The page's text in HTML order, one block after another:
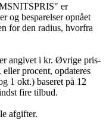
er
og besparelser opnået
for den radius, hvorfra
angivet i kr. Øvrige pris-
eller procent, opdateres
1 okt.) baseret på 12
fire tilbud.
afgifter.